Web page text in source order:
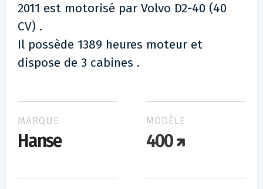
2011 est motorisé par Volvo D2-40 (40
CV) .
Il possède 1389 heures moteur et
dispose de 3 cabines .
MARQUE
Hanse
MODÈLE
400